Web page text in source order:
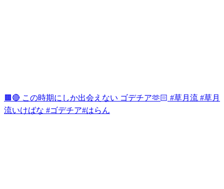
🟫🔴 この時期にしか出会えない ゴデチア🫶🏻 #草月流 #草月
流いけばな #ゴデチア#はらん